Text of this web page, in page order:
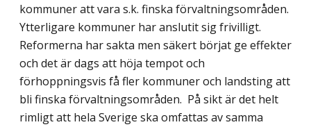
kommuner att vara s.k. finska förvaltningsområden.
Ytterligare kommuner har anslutit sig frivilligt.
Reformerna har sakta men säkert börjat ge effekter
och det är dags att höja tempot och
förhoppningsvis få fler kommuner och landsting att
bli finska förvaltningsområden. På sikt är det helt
rimligt att hela Sverige ska omfattas av samma